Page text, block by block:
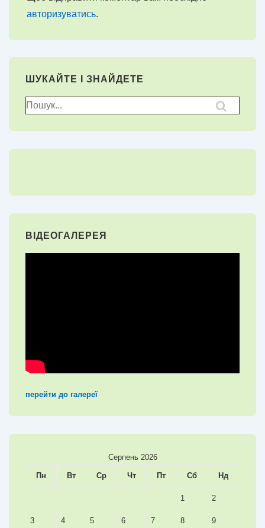
авторизуватись.
ШУКАЙТЕ І ЗНАЙДЕТЕ
Пошук
для:
ВІДЕОГАЛЕРЕЯ
перейти до галереї
Серпень 2026
Пн Вт Ср Чт Пт Сб Нд
1 2
3 4 5 6 7 8 9